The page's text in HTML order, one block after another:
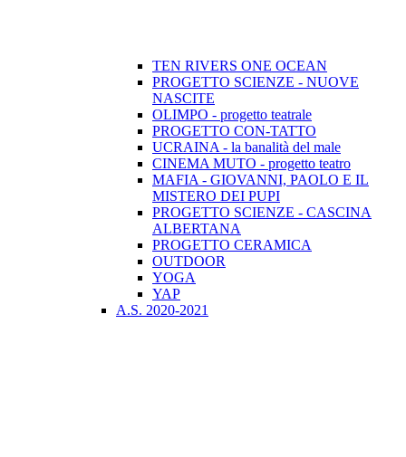
TEN RIVERS ONE OCEAN
PROGETTO SCIENZE - NUOVE
NASCITE
OLIMPO - progetto teatrale
PROGETTO CON-TATTO
UCRAINA - la banalità del male
CINEMA MUTO - progetto teatro
MAFIA - GIOVANNI, PAOLO E IL
MISTERO DEI PUPI
PROGETTO SCIENZE - CASCINA
ALBERTANA
PROGETTO CERAMICA
OUTDOOR
YOGA
YAP
A.S. 2020-2021